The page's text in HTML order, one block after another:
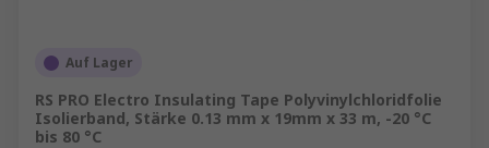
Auf Lager
RS PRO Electro Insulating Tape Polyvinylchloridfolie
Isolierband, Stärke 0.13 mm x 19mm x 33 m, -20 °C
bis 80 °C